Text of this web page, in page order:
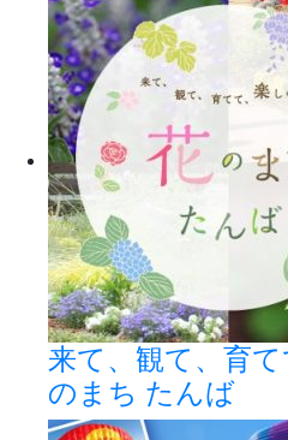
来て、観て、育
のまち たんば